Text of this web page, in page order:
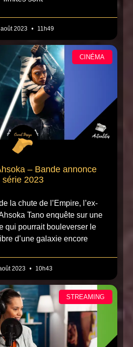
2023 11h49
CINÉMA
– Bande annonce
série 2023
la chute de l’Empire, l’ex-
Tano enquête sur une
qui pourrait bouleverser le
d’une galaxie encore
2023 10h43
STREAMING